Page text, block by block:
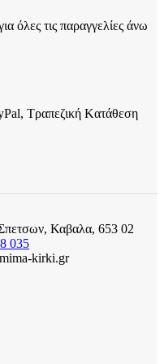
όλες τις παραγγελίες άνω
Τραπεζική Kατάθεση
Καβαλα, 653 02
035
kirki.gr